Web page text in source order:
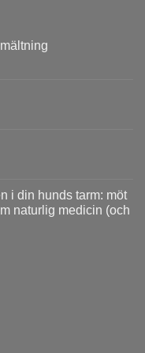
i din hunds tarm: möt
naturlig medicin (och